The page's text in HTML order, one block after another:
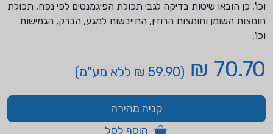
וכו'. כן הובאו שיטות בדיקה לגבי תכולת הפיגמנטים לפי נפח, תכולת
חומצות השומן וחומצות הרוזין, התייבשות למגע, הברק, הגמישות
וכו'.
70.70 ₪ (59.90 ₪ ללא מע"מ)
קניה מהירה
הוסף לסל